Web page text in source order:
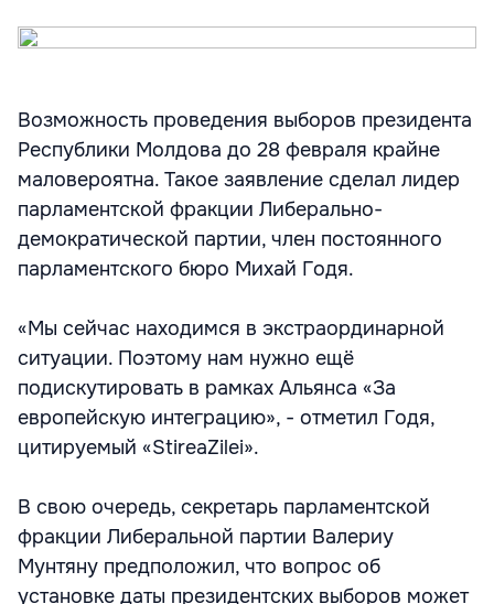
Возможность проведения выборов президента
Республики Молдова до 28 февраля крайне
маловероятна. Такое заявление сделал лидер
парламентской фракции Либерально-
демократической партии, член постоянного
парламентского бюро Михай Годя.
«Мы сейчас находимся в экстраординарной
ситуации. Поэтому нам нужно ещё
подискутировать в рамках Альянса «За
европейскую интеграцию», - отметил Годя,
цитируемый «StireaZilei».
В свою очередь, секретарь парламентской
фракции Либеральной партии Валериу
Мунтяну предположил, что вопрос об
установке даты президентских выборов может